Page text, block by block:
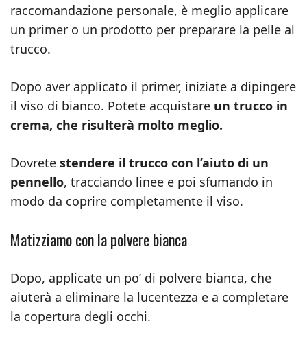
raccomandazione personale, è meglio applicare
un primer o un prodotto per preparare la pelle al
trucco.
Dopo aver applicato il primer, iniziate a dipingere
il viso di bianco. Potete acquistare un trucco in
crema, che risulterà molto meglio.
Dovrete stendere il trucco con l’aiuto di un
pennello, tracciando linee e poi sfumando in
modo da coprire completamente il viso.
Matizziamo con la polvere bianca
Dopo, applicate un po’ di polvere bianca, che
aiuterà a eliminare la lucentezza e a completare
la copertura degli occhi.